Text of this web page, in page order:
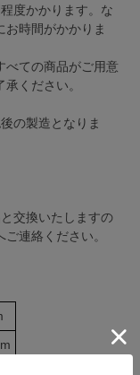
度かかります。な
時間がかかりま
べての商品がご用意
ください。
の製造となりま
交換いたしますの
連絡ください。